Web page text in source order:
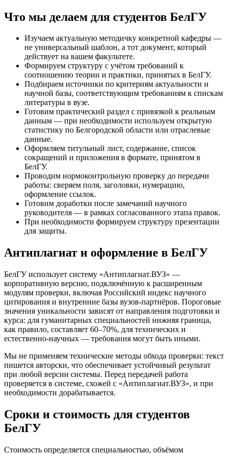
Что мы делаем для студентов БелГУ
Изучаем актуальную методичку конкретной кафедры —
не универсальный шаблон, а тот документ, который
действует на вашем факультете.
Формируем структуру с учётом требований к
соотношению теории и практики, принятых в БелГУ.
Подбираем источники по критериям актуальности и
научной базы, соответствующим требованиям к спискам
литературы в вузе.
Готовим практический раздел с привязкой к реальным
данным — при необходимости используем открытую
статистику по Белгородской области или отраслевые
данные.
Оформляем титульный лист, содержание, список
сокращений и приложения в формате, принятом в
БелГУ.
Проводим нормоконтрольную проверку до передачи
работы: сверяем поля, заголовки, нумерацию,
оформление ссылок.
Готовим доработки после замечаний научного
руководителя — в рамках согласованного этапа правок.
При необходимости формируем структуру презентации
для защиты.
Антиплагиат и оформление в БелГУ
БелГУ использует систему «Антиплагиат.ВУЗ» —
корпоративную версию, подключённую к расширенным
модулям проверки, включая Российский индекс научного
цитирования и внутренние базы вузов-партнёров. Пороговые
значения уникальности зависят от направления подготовки и
курса: для гуманитарных специальностей нижняя граница,
как правило, составляет 60–70%, для технических и
естественно-научных — требования могут быть иными.
Мы не применяем технические методы обхода проверки: текст
пишется авторски, что обеспечивает устойчивый результат
при любой версии системы. Перед передачей работа
проверяется в системе, схожей с «Антиплагиат.ВУЗ», и при
необходимости дорабатывается.
Сроки и стоимость для студентов
БелГУ
Стоимость определяется специальностью, объёмом